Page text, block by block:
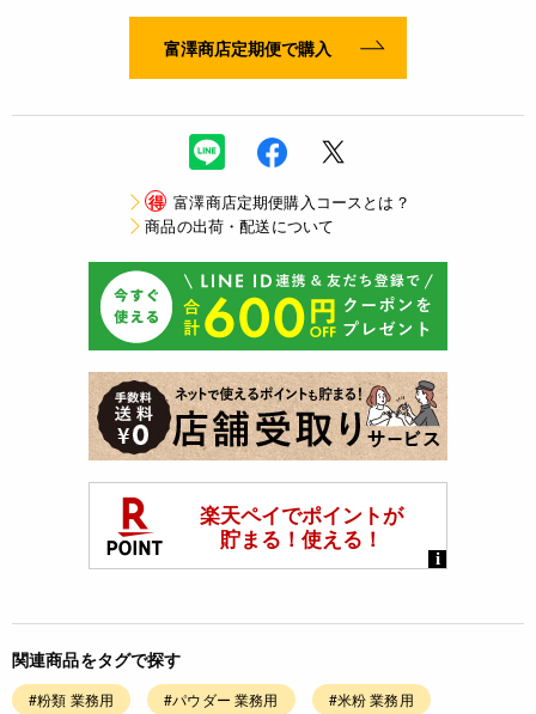
富澤商店定期便で購入
得 富澤商店定期便購入コースとは？
商品の出荷・配送について
関連商品をタグで探す
#粉類 業務用 #パウダー 業務用 #米粉 業務用